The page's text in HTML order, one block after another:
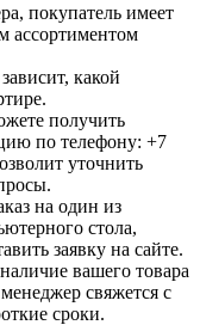
покупатель имеет
ассортиментом
какой
получить
по телефону: +7
уточнить
на один из
стола,
заявку на сайте.
вашего товара
свяжется с
сроки.